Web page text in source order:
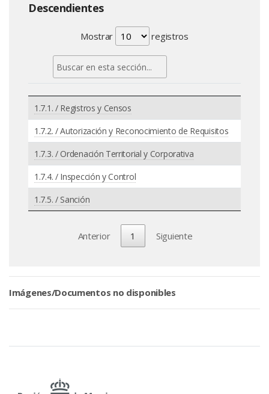
Descendientes
Mostrar registros
1.7.1. / Registros y Censos
1.7.2. / Autorización y Reconocimiento de Requisitos
1.7.3. / Ordenación Territorial y Corporativa
1.7.4. / Inspección y Control
1.7.5. / Sanción
Anterior 1 Siguiente
Imágenes/Documentos no disponibles